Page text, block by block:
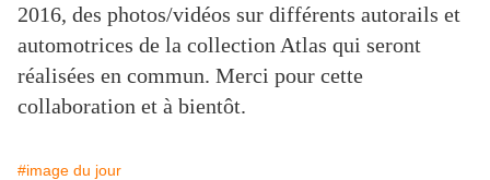
2016, des photos/vidéos sur différents autorails et
automotrices de la collection Atlas qui seront
réalisées en commun. Merci pour cette
collaboration et à bientôt.
#image du jour